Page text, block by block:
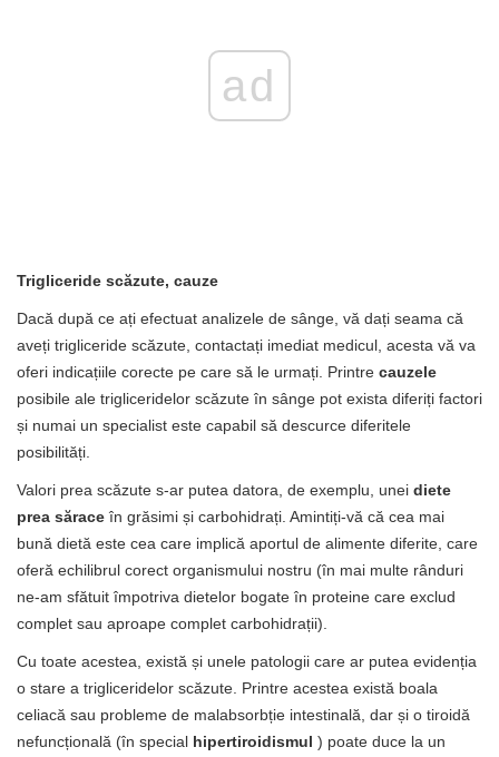
ad
Trigliceride scăzute, cauze
Dacă după ce ați efectuat analizele de sânge, vă dați seama că
aveți trigliceride scăzute, contactați imediat medicul, acesta vă va
oferi indicațiile corecte pe care să le urmați. Printre cauzele
posibile ale trigliceridelor scăzute în sânge pot exista diferiți factori
și numai un specialist este capabil să descurce diferitele
posibilități.
Valori prea scăzute s-ar putea datora, de exemplu, unei diete
prea sărace în grăsimi și carbohidrați. Amintiți-vă că cea mai
bună dietă este cea care implică aportul de alimente diferite, care
oferă echilibrul corect organismului nostru (în mai multe rânduri
ne-am sfătuit împotriva dietelor bogate în proteine ​​care exclud
complet sau aproape complet carbohidrații).
Cu toate acestea, există și unele patologii care ar putea evidenția
o stare a trigliceridelor scăzute. Printre acestea există boala
celiacă sau probleme de malabsorbție intestinală, dar și o tiroidă
nefuncțională (în special hipertiroidismul ) poate duce la un